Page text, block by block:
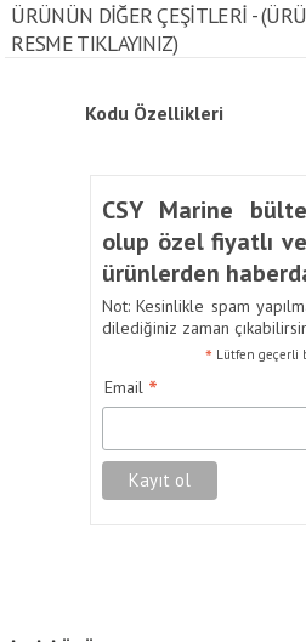
ÜRÜNÜN DİĞER ÇEŞİTLERİ -
RESME TIKLAYINIZ)
Kodu Özellikleri
CSY Marine
olup özel fiyatlı
ürünlerden
Not: Kesinlikle spam
dilediğiniz zaman
* Lütfen geçerli
Email *